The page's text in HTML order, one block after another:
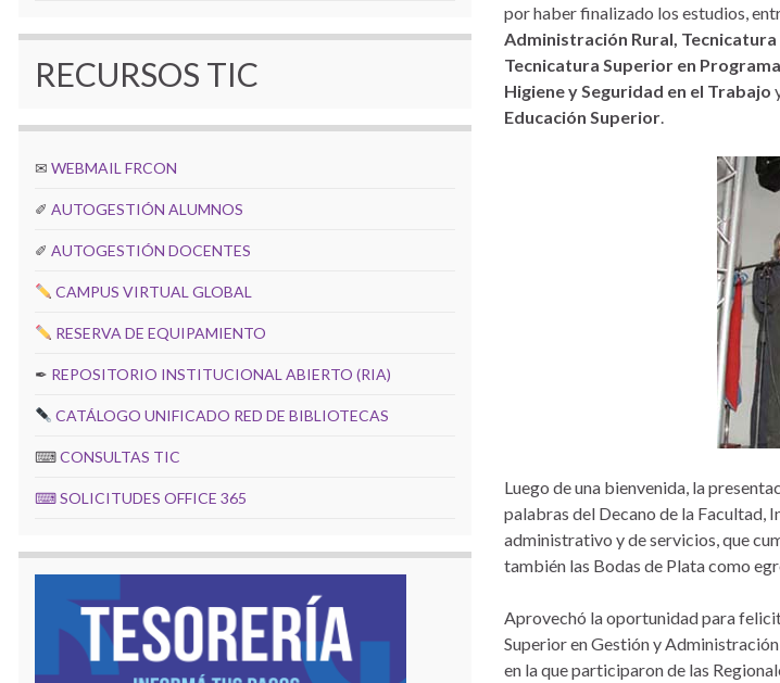
por haber finalizado los estudios,
Administración Rural,
Tecnicatura Superior en
Higiene y Seguridad en el Trabajo
Educación Superior.
Luego de una bienvenida, la
palabras del Decano de la Facultad,
administrativo y de servicios, que
también las Bodas de Plata como
Aprovechó la oportunidad para
Superior en Gestión y
en la que participaron de las
RECURSOS TIC
✉ WEBMAIL FRCON
✐ AUTOGESTIÓN ALUMNOS
✐ AUTOGESTIÓN DOCENTES
CAMPUS VIRTUAL GLOBAL
RESERVA DE EQUIPAMIENTO
✒ REPOSITORIO INSTITUCIONAL ABIERTO (RIA)
CATÁLOGO UNIFICADO RED DE BIBLIOTECAS
⌨CONSULTAS TIC
⌨SOLICITUDES OFFICE 365